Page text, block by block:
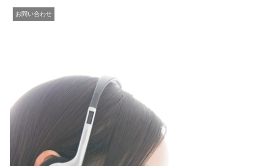
お問い合わせ